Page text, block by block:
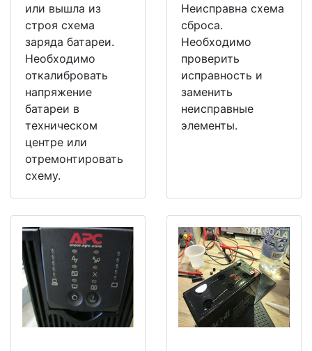
или вышла из
строя схема
заряда батареи.
Необходимо
откалибровать
напряжение
батареи в
техническом
центре или
отремонтировать
схему.
Неисправна схема
сброса.
Необходимо
проверить
исправность и
заменить
неисправные
элементы.